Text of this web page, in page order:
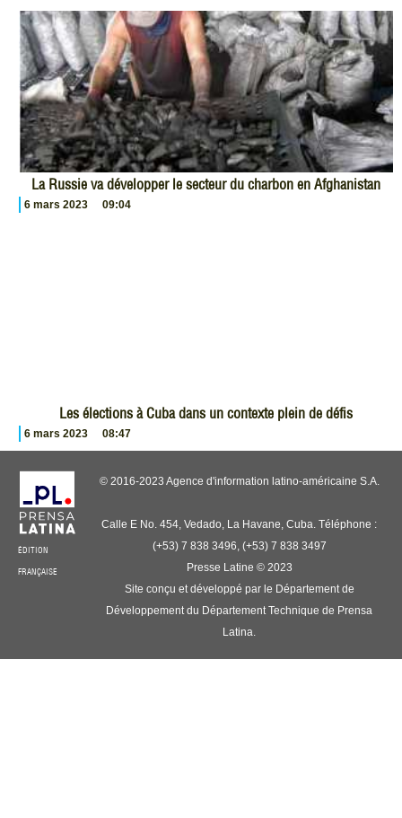
La Russie va développer le secteur du charbon en Afghanistan
6 mars 2023 09:04
Les élections à Cuba dans un contexte plein de défis
6 mars 2023 08:47
ÉDITION
FRANÇAISE
© 2016-2023 Agence d'information latino-américaine S.A.
Calle E No. 454, Vedado, La Havane, Cuba. Téléphone :
(+53) 7 838 3496, (+53) 7 838 3497
Presse Latine © 2023
Site conçu et développé par le Département de
Développement du Département Technique de Prensa
Latina.